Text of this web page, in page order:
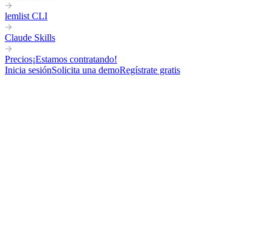
lemlist CLI
Claude Skills
Precios¡Estamos contratando!
Inicia sesiónSolicita una demoRegístrate gratis